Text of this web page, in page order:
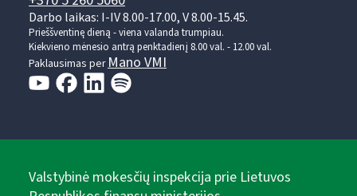
Darbo laikas: I-IV 8.00-17.00, V 8.00-15.45.
Prieššventinę dieną - viena valanda trumpiau.
Kiekvieno mėnesio antrą penktadienį 8.00 val. - 12.00 val.
Paklausimas perMano VMI
Valstybinė mokesčių inspekcija prie Lietuvos